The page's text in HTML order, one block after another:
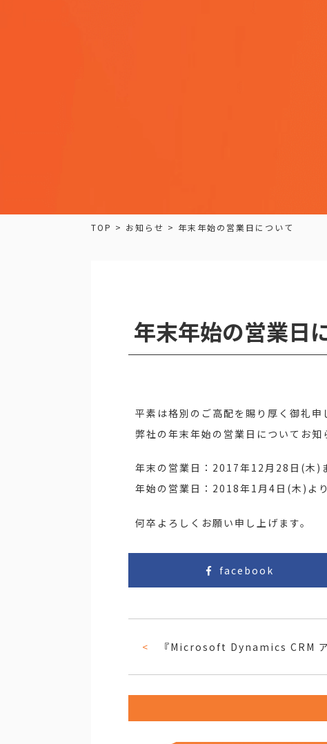
TOP > お知らせ > 年末年始の営業日について
年末年始の営業日
平素は格別のご高配を賜り厚く御礼申
弊社の年末年始の営業日についてお知
年末の営業日：2017年12月28日(木)
年始の営業日：2018年1月4日(木)よ
何卒よろしくお願い申し上げます。
facebook
『Microsoft Dynamics CRM アダプタ』 バージョン